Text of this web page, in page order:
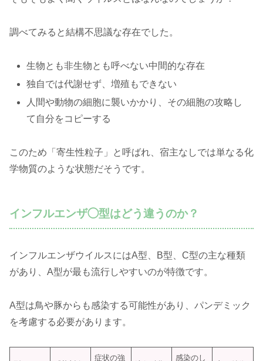
調べてみると結構不思議な存在でした。
生物とも非生物とも呼べない中間的な存在
独自では代謝せず、増殖もできない
人間や動物の細胞に襲いかかり、その細胞の攻略し
て自分をコピーする
このため「寄生性粒子」と呼ばれ、宿主なしでは単なる化
学物質のような状態だそうです。
インフルエンザ◯型はどう違うのか？
インフルエンザウイルスにはA型、B型、C型の主な種類
があり、A型が最も流行しやすいのが特徴です。
A型は鳥や豚からも感染する可能性があり、パンデミック
を考慮する必要があります。
症状の強 感染のし